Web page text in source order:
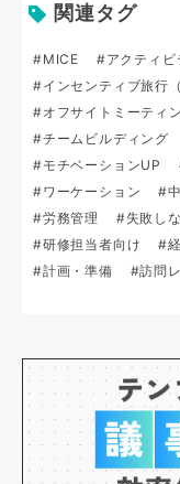
関連タグ
#MICE #アクティビ
#インセンティブ旅行
#オフサイトミーティ
#チームビルディング
#モチベーションUP
#ワーケーション
#
#労務管理
#失敗し
#研修担当者向け
#
#計画・準備
#訪問